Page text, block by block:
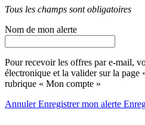
Tous les champs sont obligatoires
Nom de mon alerte
Pour recevoir les offres par e-mail,
électronique et la valider sur la page
rubrique « Mon compte »
AnnulerEnregistrer mon alerte